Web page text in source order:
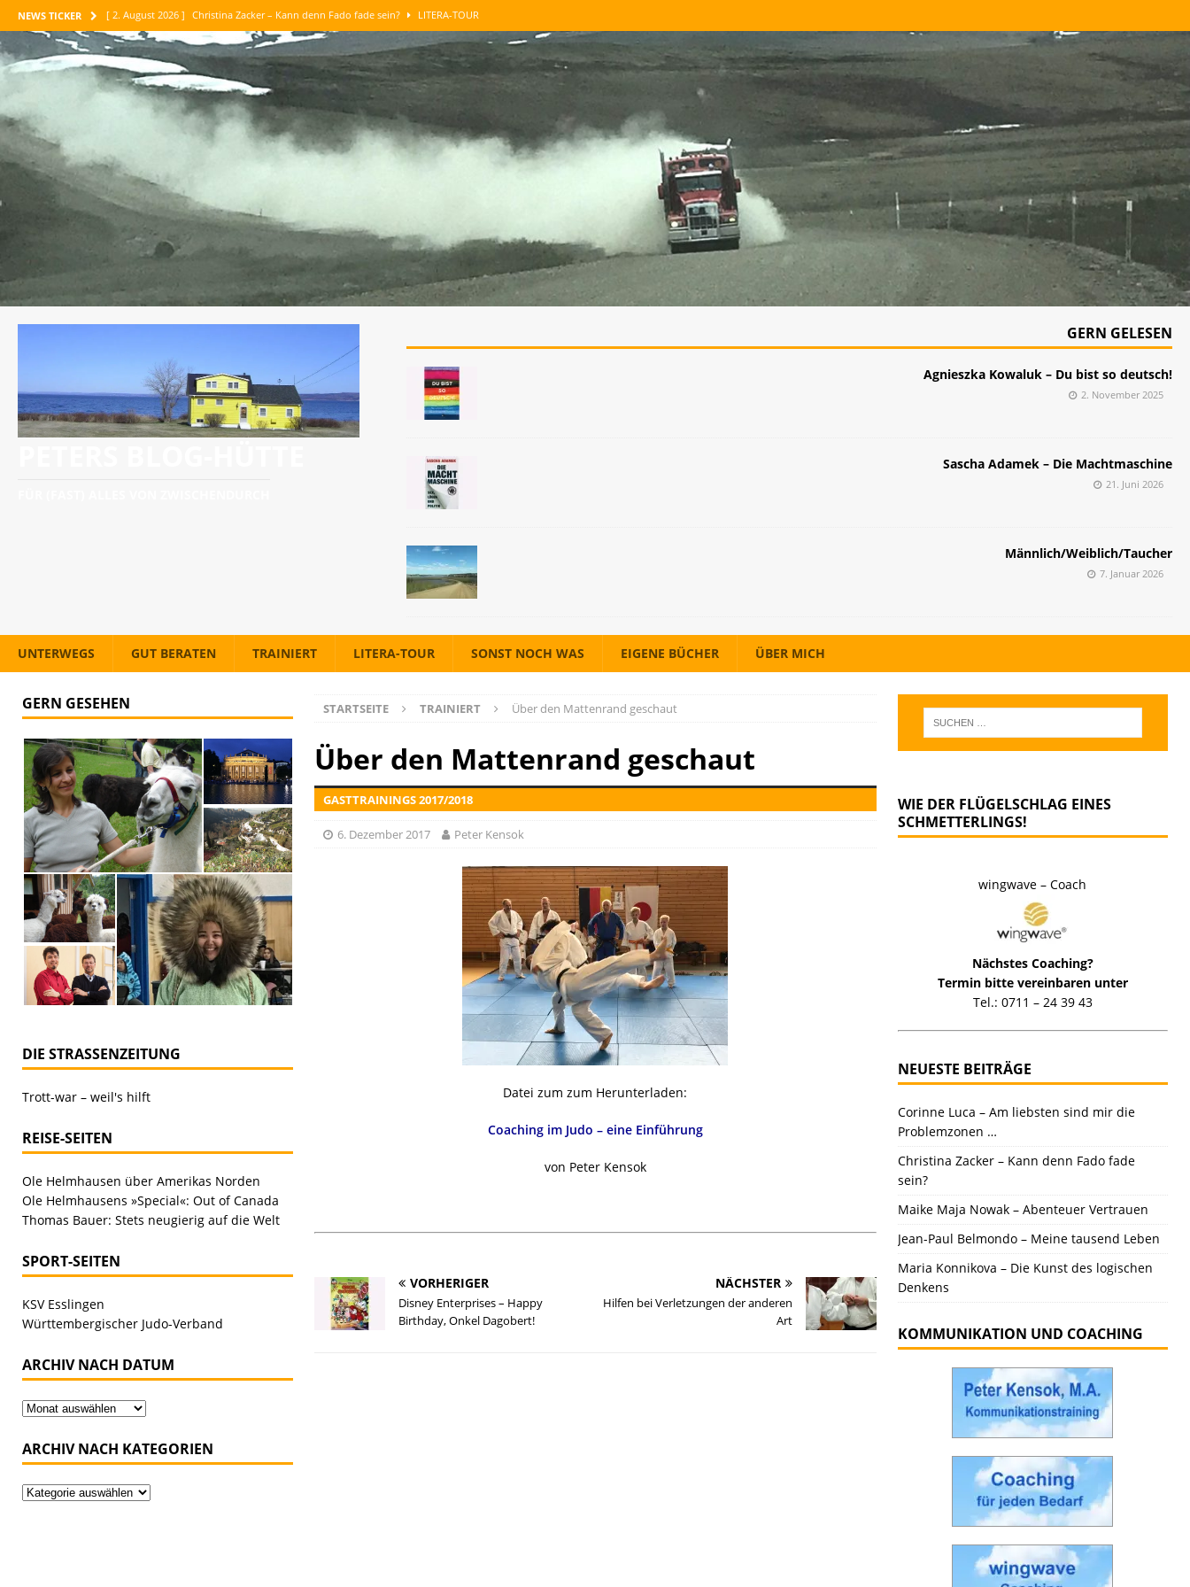
NEWS TICKER [ 2. August 2026 ] Christina Zacker – Kann denn Fado fade sein? LITERA-TOUR
[ 1. August 2026 ] Maike Maja Nowak – Abenteuer Vertrauen GUT BERATEN
[ 30. Juli 2026 ] Jean-Paul Belmondo – Meine tausend Leben LITERA-TOUR
[ 26. Juli 2026 ] Maria Konnikova – Die Kunst des logischen Denkens
[ 6. August 2026 ] Corinne Luca – Am liebsten sind mir die Problemzonen … SONST NOCH WAS
GERN GELESEN
Agnieszka Kowaluk – Du bist so deutsch!
2. November 2025
Sascha Adamek – Die Machtmaschine
21. Juni 2026
Männlich/Weiblich/Taucher
7. Januar 2026
UNTERWEGS GUT BERATEN TRAINIERT LITERA-TOUR SONST NOCH WAS EIGENE BÜCHER ÜBER MICH
STARTSEITE TRAINIERT Über den Mattenrand geschaut
Über den Mattenrand geschaut
GASTTRAININGS 2017/2018
6. Dezember 2017 Peter Kensok
Datei zum zum Herunterladen:
Coaching im Judo – eine Einführung
von Peter Kensok
VORHERIGER
Disney Enterprises – Happy
Birthday, Onkel Dagobert!
NÄCHSTER
Hilfen bei Verletzungen der anderen
Art
GERN GESEHEN
DIE STRASSENZEITUNG
Trott-war – weil's hilft
REISE-SEITEN
Ole Helmhausen über Amerikas Norden
Ole Helmhausens »Special«: Out of Canada
Thomas Bauer: Stets neugierig auf die Welt
SPORT-SEITEN
KSV Esslingen
Württembergischer Judo-Verband
ARCHIV NACH DATUM
ARCHIV NACH KATEGORIEN
WIE DER FLÜGELSCHLAG EINES
SCHMETTERLINGS!
wingwave – Coach
Nächstes Coaching?
Termin bitte vereinbaren unter
Tel.: 0711 – 24 39 43
NEUESTE BEITRÄGE
Corinne Luca – Am liebsten sind mir die
Problemzonen …
Christina Zacker – Kann denn Fado fade
sein?
Maike Maja Nowak – Abenteuer Vertrauen
Jean-Paul Belmondo – Meine tausend Leben
Maria Konnikova – Die Kunst des logischen
Denkens
KOMMUNIKATION UND COACHING